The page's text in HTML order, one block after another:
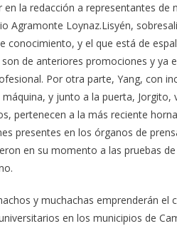
la redacción a representantes de
Agramonte Loynaz.Lisyén,
conocimiento, y el que está de
de anteriores promociones y ya
Por otra parte, Yang, con
máquina, y junto a la puerta, Jorgito,
pertenecen a la más reciente
presentes en los órganos de
en su momento a las pruebas
y muchachas emprenderán
en los municipios de